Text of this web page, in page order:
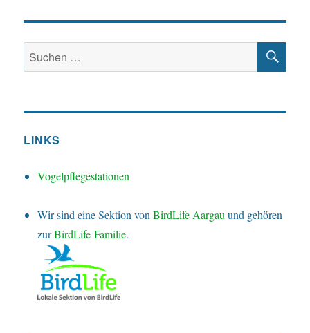
Suchen
nach:
LINKS
Vogelpflegestationen
Wir sind eine Sektion vonBirdLife Aargau und gehören
zurBirdLife-Familie.